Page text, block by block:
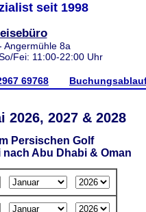
seit 1998
Angermühle 8a
Fei: 11:00-22:00 Uhr
69768
2026, 2027 & 2028
Persischen Golf
Abu Dhabi & Oman